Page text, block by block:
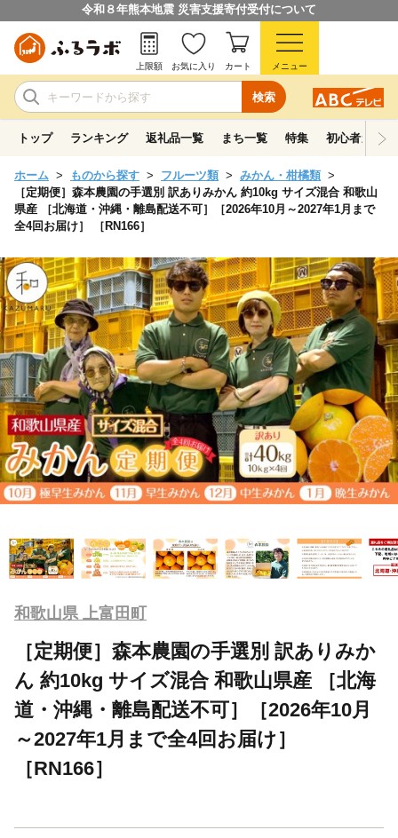
令和８年熊本地震 災害支援寄付受付について
検索
上限額 お気に入り カート メニュー
トップ ランキング 返礼品一覧 まち一覧 特集 初心者ガイド
ホーム ものから探す フルーツ類
みかん・柑橘類
［定期便］森本農園の手選別 訳ありみかん 約10kg サイズ混合 和歌山
県産 ［北海道・沖縄・離島配送不可］［2026年10月～2027年1月まで
全4回お届け］ ［RN166］
和歌山県 上富田町
［定期便］森本農園の手選別 訳ありみか
ん 約10kg サイズ混合 和歌山県産 ［北海
道・沖縄・離島配送不可］［2026年10月
～2027年1月まで全4回お届け］
［RN166］